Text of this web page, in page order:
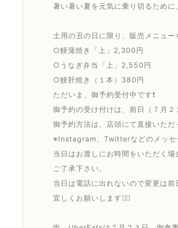
暑い暑い夏を元気に乗り切るため
土用の丑の日に限り、販売メニュー
○鰻蒲焼き「上」2,300円
○うなぎ弁当「上」2,550円
○鰻肝焼き（１本）380円
ただいま、御予約受付中です❗️
御予約の受け付けは、前日（７月２
御予約方法は、店頭にて直接いただ
※Instagram、Twitterなどのメッセ
当日はお渡しにお時間をいただく場
ご了承下さい。
当日は電話に出れないので変更は前
宜しくお願いします🙇‍♂️